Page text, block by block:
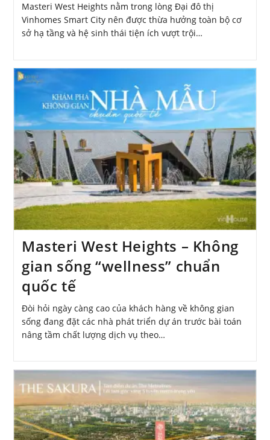
Masteri West Heights nằm trong lòng Đại đô thị
Vinhomes Smart City nên được thừa hưởng toàn bộ cơ
sở hạ tầng và hệ sinh thái tiện ích vượt trội…
Masteri West Heights – Không
gian sống “wellness” chuẩn
quốc tế
Đòi hỏi ngày càng cao của khách hàng về không gian
sống đang đặt các nhà phát triển dự án trước bài toán
nâng tầm chất lượng dịch vụ theo…